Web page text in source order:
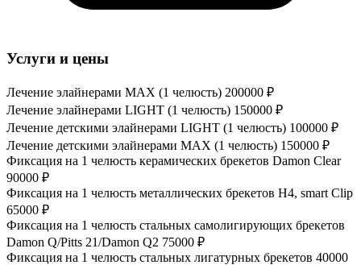
Услуги и цены
Лечение элайнерами МАХ (1 челюсть) 200000 ₽
Лечение элайнерами LIGHT (1 челюсть) 150000 ₽
Лечение детскими элайнерами LIGHT (1 челюсть) 100000 ₽
Лечение детскими элайнерами МАХ (1 челюсть) 150000 ₽
Фиксация на 1 челюсть керамических брекетов Damon Clear
90000 ₽
Фиксация на 1 челюсть металлических брекетов Н4, smart Clip
65000 ₽
Фиксация на 1 челюсть стальных самолигирующих брекетов
Damon Q/Pitts 21/Damon Q2 75000 ₽
Фиксация на 1 челюсть стальных лигатурных брекетов 40000